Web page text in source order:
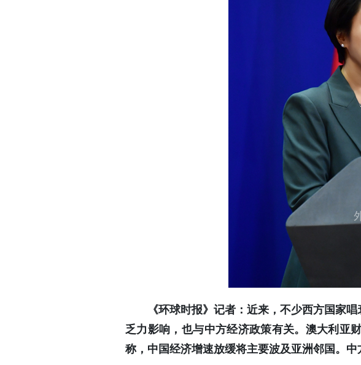
《环球时报》记者：近来，不少西方国家
乏力影响，也与中方经济政策有关。澳大利亚
称，中国经济增速放缓将主要波及亚洲邻国。中